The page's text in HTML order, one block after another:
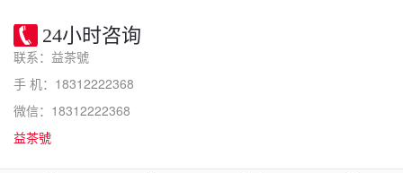
24小时咨询
联系：益茶號
手 机：18312222368
微信：18312222368
益茶號